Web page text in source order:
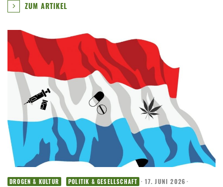
ZUM ARTIKEL
DROGEN & KULTUR POLITIK & GESELLSCHAFT · 17. JUNI 2026 ·